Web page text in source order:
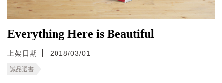
Everything Here is Beautiful
上架日期 2018/03/01
誠品選書